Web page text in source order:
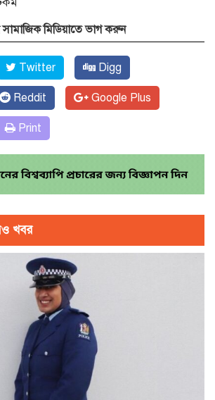
মিডিয়াতে ভাগ করুন
Twitter Digg
Reddit Google Plus
Print
খবর